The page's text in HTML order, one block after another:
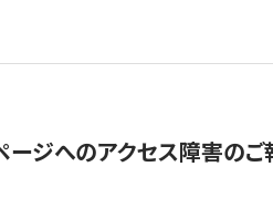
ージへのアクセス障害の